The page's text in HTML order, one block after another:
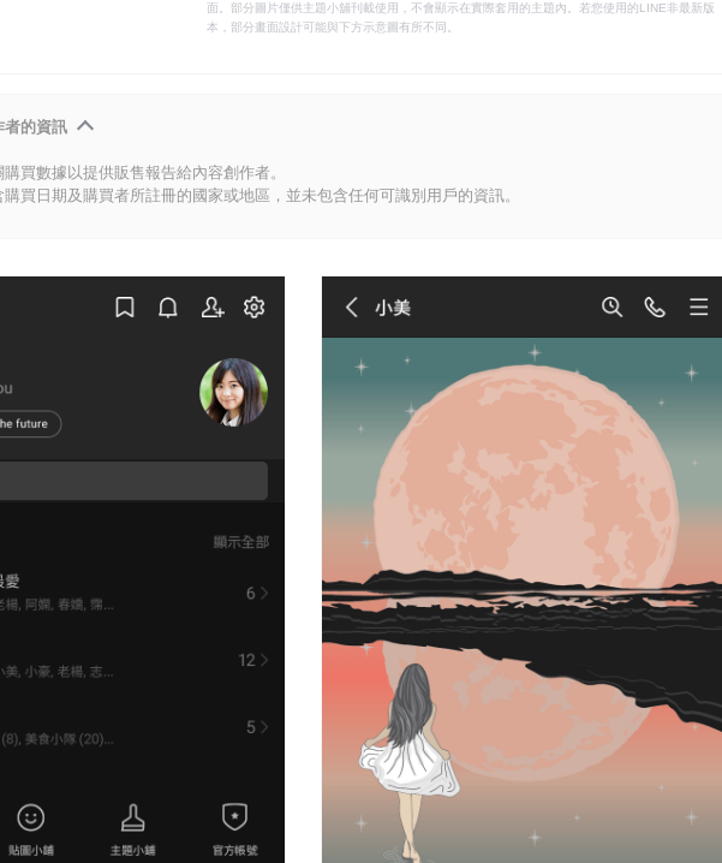
面。部分圖片僅供主題小舖刊載使用，不會顯示在實際套用的主題內。若您使用的LINE非最新版
本，部分畫面設計可能與下方示意圖有所不同。
者的資訊
買數據以提供販售報告給內容創作者。
買日期及購買者所註冊的國家或地區，並未包含任何可識別用戶的資訊。